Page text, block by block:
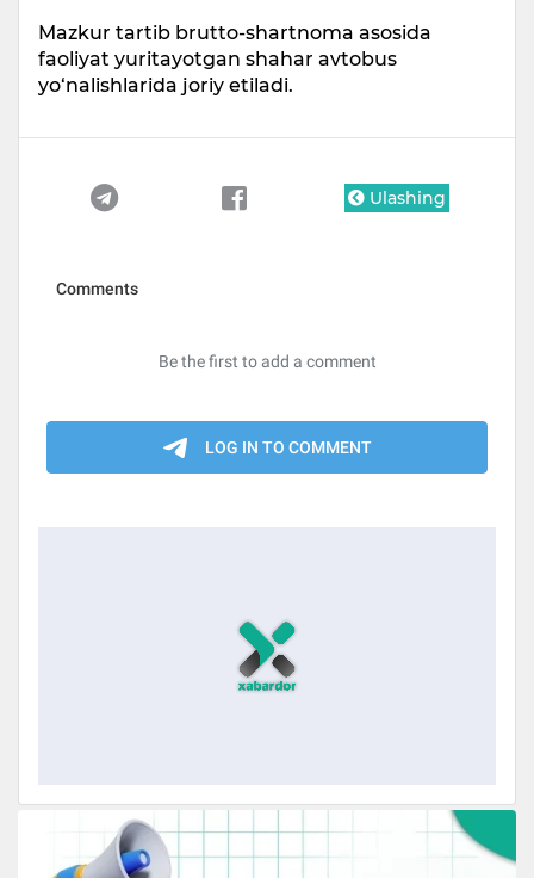
Mazkur tartib brutto-shartnoma asosida
faoliyat yuritayotgan shahar avtobus
yo‘nalishlarida joriy etiladi.
Ulashing